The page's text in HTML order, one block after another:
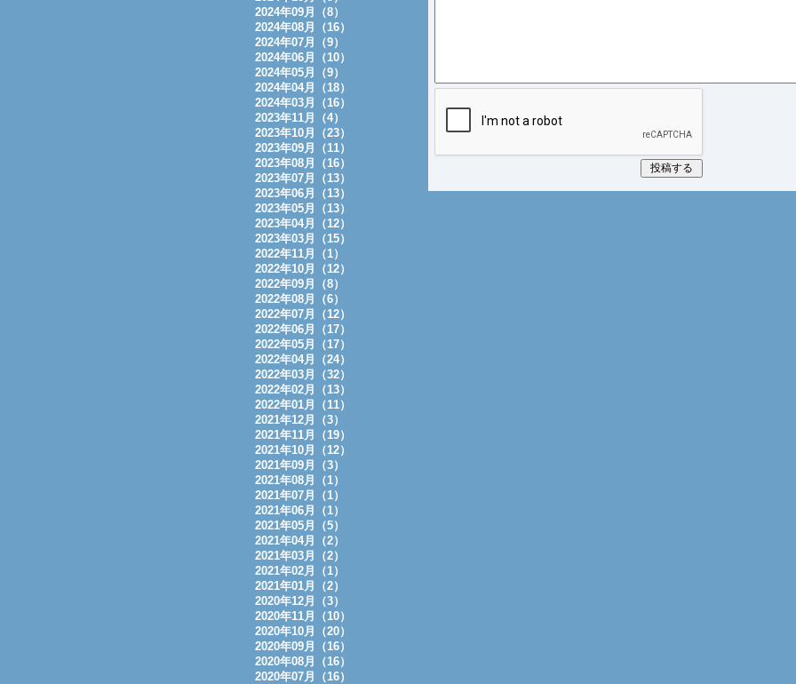
2024年09月（8）
2024年08月（16）
2024年07月（9）
2024年06月（10）
2024年05月（9）
2024年04月（18）
2024年03月（16）
2023年11月（4）
2023年10月（23）
2023年09月（11）
2023年08月（16）
2023年07月（13）
2023年06月（13）
2023年05月（13）
2023年04月（12）
2023年03月（15）
2022年11月（1）
2022年10月（12）
2022年09月（8）
2022年08月（6）
2022年07月（12）
2022年06月（17）
2022年05月（17）
2022年04月（24）
2022年03月（32）
2022年02月（13）
2022年01月（11）
2021年12月（3）
2021年11月（19）
2021年10月（12）
2021年09月（3）
2021年08月（1）
2021年07月（1）
2021年06月（1）
2021年05月（5）
2021年04月（2）
2021年03月（2）
2021年02月（1）
2021年01月（2）
2020年12月（3）
2020年11月（10）
2020年10月（20）
2020年09月（16）
2020年08月（16）
2020年07月（16）